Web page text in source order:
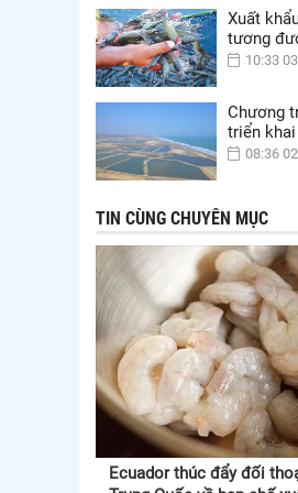
Xuất
tương
10:33
Chương
triển
08:36
TIN CÙNG CHUYÊN MỤC
Ecuador thúc đẩy đối